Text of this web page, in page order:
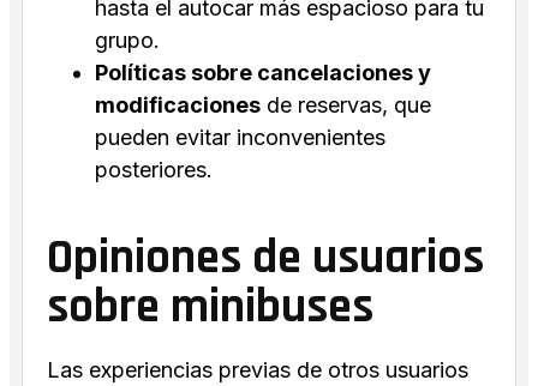
hasta el autocar más espacioso para tu
grupo.
Políticas sobre cancelaciones y
modificaciones de reservas, que
pueden evitar inconvenientes
posteriores.
Opiniones de usuarios
sobre minibuses
Las experiencias previas de otros usuarios